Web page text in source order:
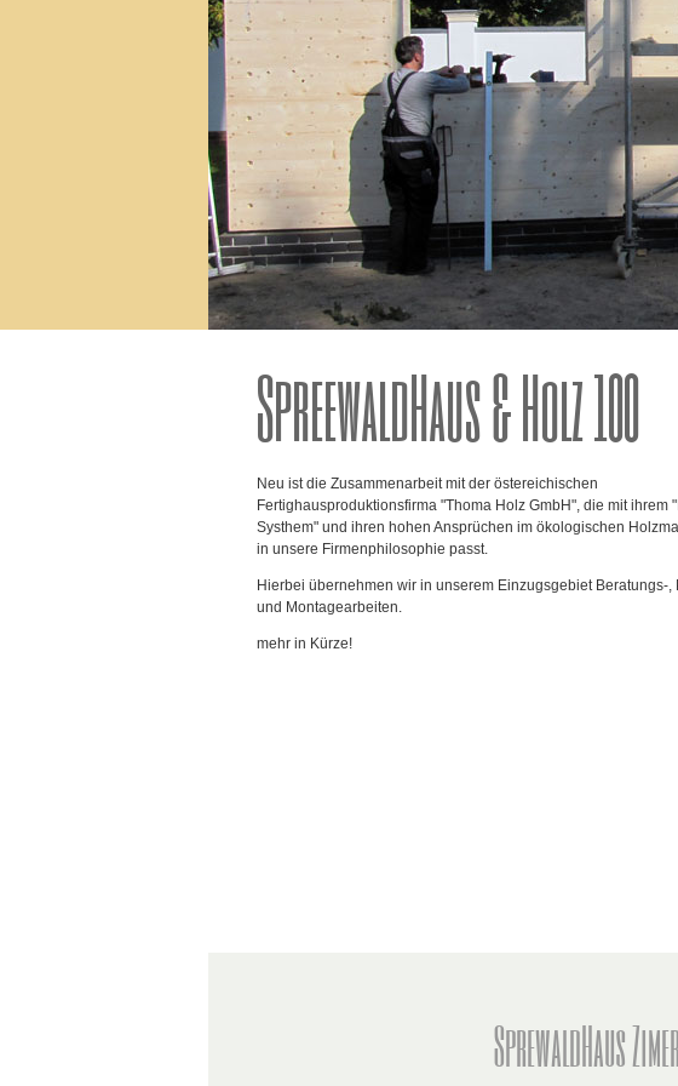
SpreewaldHaus & Holz 100
Neu ist die Zusammenarbeit mit der östereichischen
Fertighausproduktionsfirma "Thoma Holz GmbH", die mit ihrem
Systhem" und ihren hohen Ansprüchen im ökologischen
in unsere Firmenphilosophie passt.
Hierbei übernehmen wir in unserem Einzugsgebiet Beratungs-,
und Montagearbeiten.
mehr in Kürze!
SprewaldHaus